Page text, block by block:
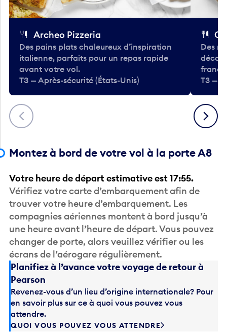
Précédent
Archeo Pizzeria
Des pains plats chaleureux d’inspiration
italienne, parfaits pour un repas rapide
avant votre vol.
T3 — Après-sécurité (États-Unis)
Des
T3 —
Suivant
Montez à bord de votre vol à la porte A8
Votre heure de départ estimative est 17:55.
Vérifiez votre carte d’embarquement afin de
trouver votre heure d’embarquement. Les
compagnies aériennes montent à bord jusqu’à
une heure avant l’heure de départ. Vous pouvez
changer de porte, alors veuillez vérifier ou les
écrans de l’aérogare régulièrement.
Planifiez à l’avance votre voyage de retour à
Pearson
Revenez-vous d’un lieu d’origine internationale? Pour
en savoir plus sur ce à quoi vous pouvez vous
attendre.
QUOI VOUS POUVEZ VOUS ATTENDRE